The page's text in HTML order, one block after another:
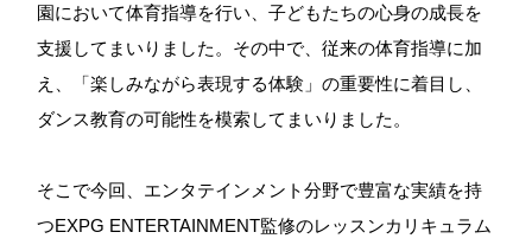
園において体育指導を行い、子どもたちの心身の成長を
支援してまいりました。その中で、従来の体育指導に加
え、「楽しみながら表現する体験」の重要性に着目し、
ダンス教育の可能性を模索してまいりました。
そこで今回、エンタテインメント分野で豊富な実績を持
つEXPG ENTERTAINMENT監修のレッスンカリキュラム